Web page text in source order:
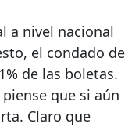
a nivel nacional
el condado de
de las boletas.
que si aún
Claro que